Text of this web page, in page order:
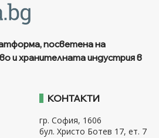
посветена на
и хранителната индустрия в
КОНТАКТИ
гр. София, 1606
бул. Христо Ботев 17, ет. 7